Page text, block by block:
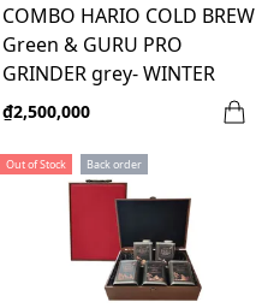
COMBO HARIO COLD BREW
Green & GURU PRO
GRINDER grey- WINTER
BREAK
₫2,500,000
Out of Stock Back order